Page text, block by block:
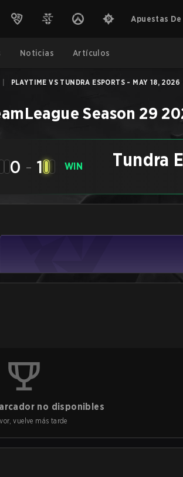
Apuestas
Noticias Artículos
PLAYTIME VS TUNDRA ESPORTS - MAY 18, 2026
Season 29
0 - 1 WIN Tundra
no disponibles
vuelve más tarde